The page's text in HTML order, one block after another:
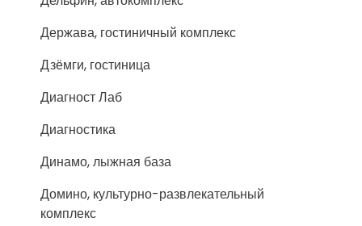
Держава, гостиничный комплекс
Дзёмги, гостиница
Диагност Лаб
Диагностика
Динамо, лыжная база
Домино, культурно-развлекательный
комплекс